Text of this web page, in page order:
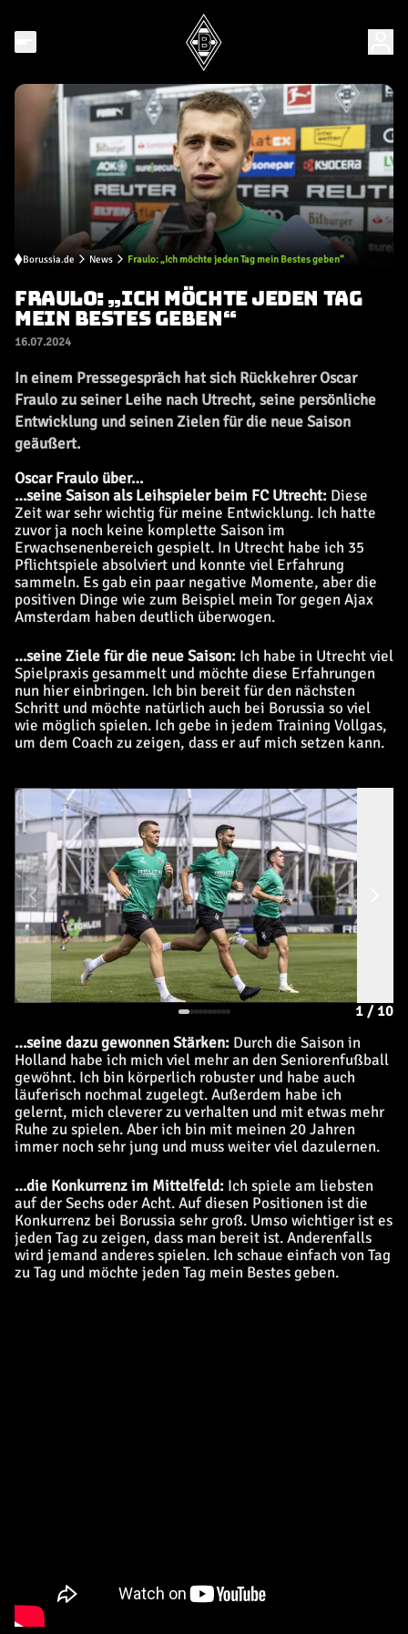
Borussia.de News Fraulo: „Ich möchte jeden Tag mein Bestes geben“
FRAULO: „ICH MÖCHTE JEDEN TAG
MEIN BESTES GEBEN“
16.07.2024
In einem Pressegespräch hat sich Rückkehrer Oscar
Fraulo zu seiner Leihe nach Utrecht, seine persönliche
Entwicklung und seinen Zielen für die neue Saison
geäußert.
Oscar Fraulo über…
…seine Saison als Leihspieler beim FC Utrecht: Diese
Zeit war sehr wichtig für meine Entwicklung. Ich hatte
zuvor ja noch keine komplette Saison im
Erwachsenenbereich gespielt. In Utrecht habe ich 35
Pflichtspiele absolviert und konnte viel Erfahrung
sammeln. Es gab ein paar negative Momente, aber die
positiven Dinge wie zum Beispiel mein Tor gegen Ajax
Amsterdam haben deutlich überwogen.
…seine Ziele für die neue Saison: Ich habe in Utrecht viel
Spielpraxis gesammelt und möchte diese Erfahrungen
nun hier einbringen. Ich bin bereit für den nächsten
Schritt und möchte natürlich auch bei Borussia so viel
wie möglich spielen. Ich gebe in jedem Training Vollgas,
um dem Coach zu zeigen, dass er auf mich setzen kann.
1 / 10
…seine dazu gewonnen Stärken: Durch die Saison in
Holland habe ich mich viel mehr an den Seniorenfußball
gewöhnt. Ich bin körperlich robuster und habe auch
läuferisch nochmal zugelegt. Außerdem habe ich
gelernt, mich cleverer zu verhalten und mit etwas mehr
Ruhe zu spielen. Aber ich bin mit meinen 20 Jahren
immer noch sehr jung und muss weiter viel dazulernen.
…die Konkurrenz im Mittelfeld: Ich spiele am liebsten
auf der Sechs oder Acht. Auf diesen Positionen ist die
Konkurrenz bei Borussia sehr groß. Umso wichtiger ist es
jeden Tag zu zeigen, dass man bereit ist. Anderenfalls
wird jemand anderes spielen. Ich schaue einfach von Tag
zu Tag und möchte jeden Tag mein Bestes geben.